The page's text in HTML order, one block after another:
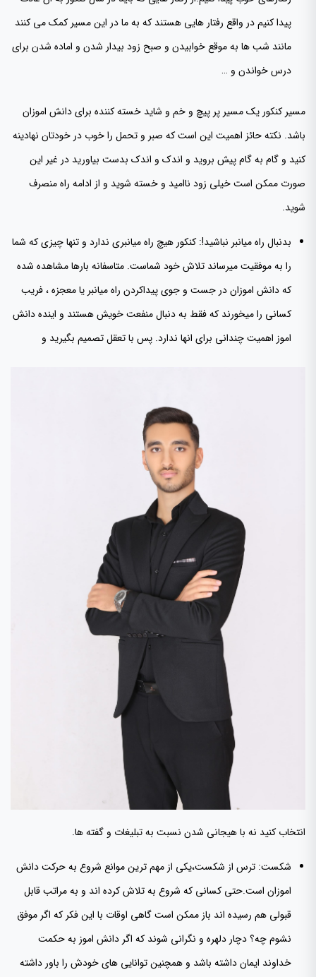
پیدا کنیم در واقع رفتار هایی هستند که به ما در این مسیر کمک می کنند
مانند شب ها به موقع خوابیدن و صبح زود بیدار شدن و اماده شدن برای
درس خواندن و …
مسیر کنکور یک مسیر پر پیچ و خم و شاید خسته کننده برای دانش اموزان
باشد. نکته حائز اهمیت این است که صبر و تحمل را خوب در خودتان نهادینه
کنید و گام به گام پیش بروید و اندک و اندک بدست بیاورید در غیر این
صورت ممکن است خیلی زود ناامید و خسته شوید و از ادامه راه منصرف
شوید.
بدنبال راه میانبر نباشید!: کنکور هیچ راه میانبری ندارد و تنها چیزی که شما
را به موفقیت میرساند تلاش خود شماست. متاسفانه بارها مشاهده شده
که دانش اموزان در جست و جوی پیداکردن راه میانبر یا معجزه ، فریب
کسانی را میخورند که فقط به دنبال منفعت خویش هستند و اینده دانش
اموز اهمیت چندانی برای انها ندارد. پس با تعقل تصمیم بگیرید و
انتخاب کنید نه با هیجانی شدن نسبت به تبلیغات و گفته ها.
شکست: ترس از شکست،یکی از مهم ترین موانع شروع به حرکت دانش
اموزان است.حتی کسانی که شروع به تلاش کرده اند و به مراتب قابل
قبولی هم رسیده اند باز ممکن است گاهی اوقات با این فکر که اگر موفق
نشوم چه؟ دچار دلهره و نگرانی شوند که اگر دانش اموز به حکمت
خداوند ایمان داشته باشد و همچنین توانایی های خودش را باور داشته